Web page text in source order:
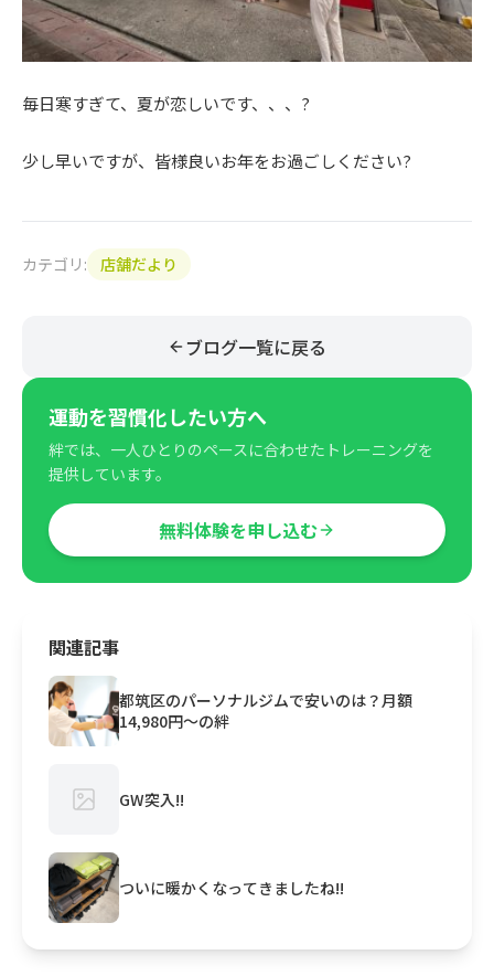
毎日寒すぎて、夏が恋しいです、、、?
少し早いですが、皆様良いお年をお過ごしください?
カテゴリ: 店舗だより
ブログ一覧に戻る
運動を習慣化したい方へ
絆では、一人ひとりのペースに合わせたトレーニングを
提供しています。
無料体験を申し込む
関連記事
都筑区のパーソナルジムで安いのは？月額
14,980円〜の絆
GW突入!!
ついに暖かくなってきましたね!!